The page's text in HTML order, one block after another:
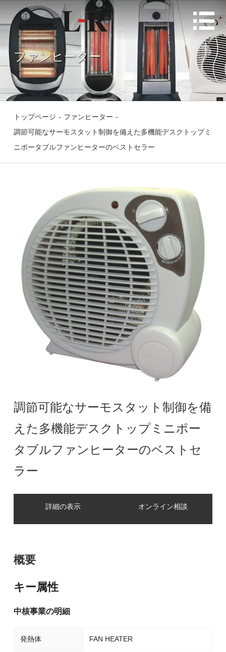

ファンヒーター
トップページ - ファンヒーター -
調節可能なサーモスタット制御を備えた多機能デスクトップミ
ニポータブルファンヒーターのベストセラー
調節可能なサーモスタット制御を備
えた多機能デスクトップミニポー
タブルファンヒーターのベストセ
ラー
詳細の表示 オンライン相談
概要
キー属性
中核事業の明細
発熱体 FAN HEATER